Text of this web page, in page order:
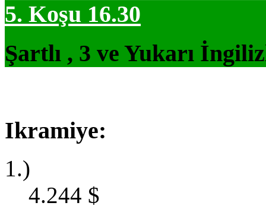
5. Koşu 16.30
Şartlı , 3 ve Yukarı
Ikramiye:
1.)
4.244 $